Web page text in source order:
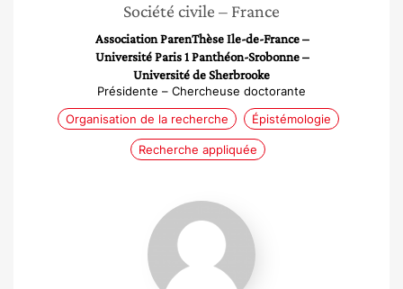
Société civile – France
Association ParenThèse Ile-de-France –
Université Paris 1 Panthéon-Srobonne –
Université de Sherbrooke
Présidente – Chercheuse doctorante
Organisation de la recherche
Épistémologie
Recherche appliquée
Elodie
Gratreau